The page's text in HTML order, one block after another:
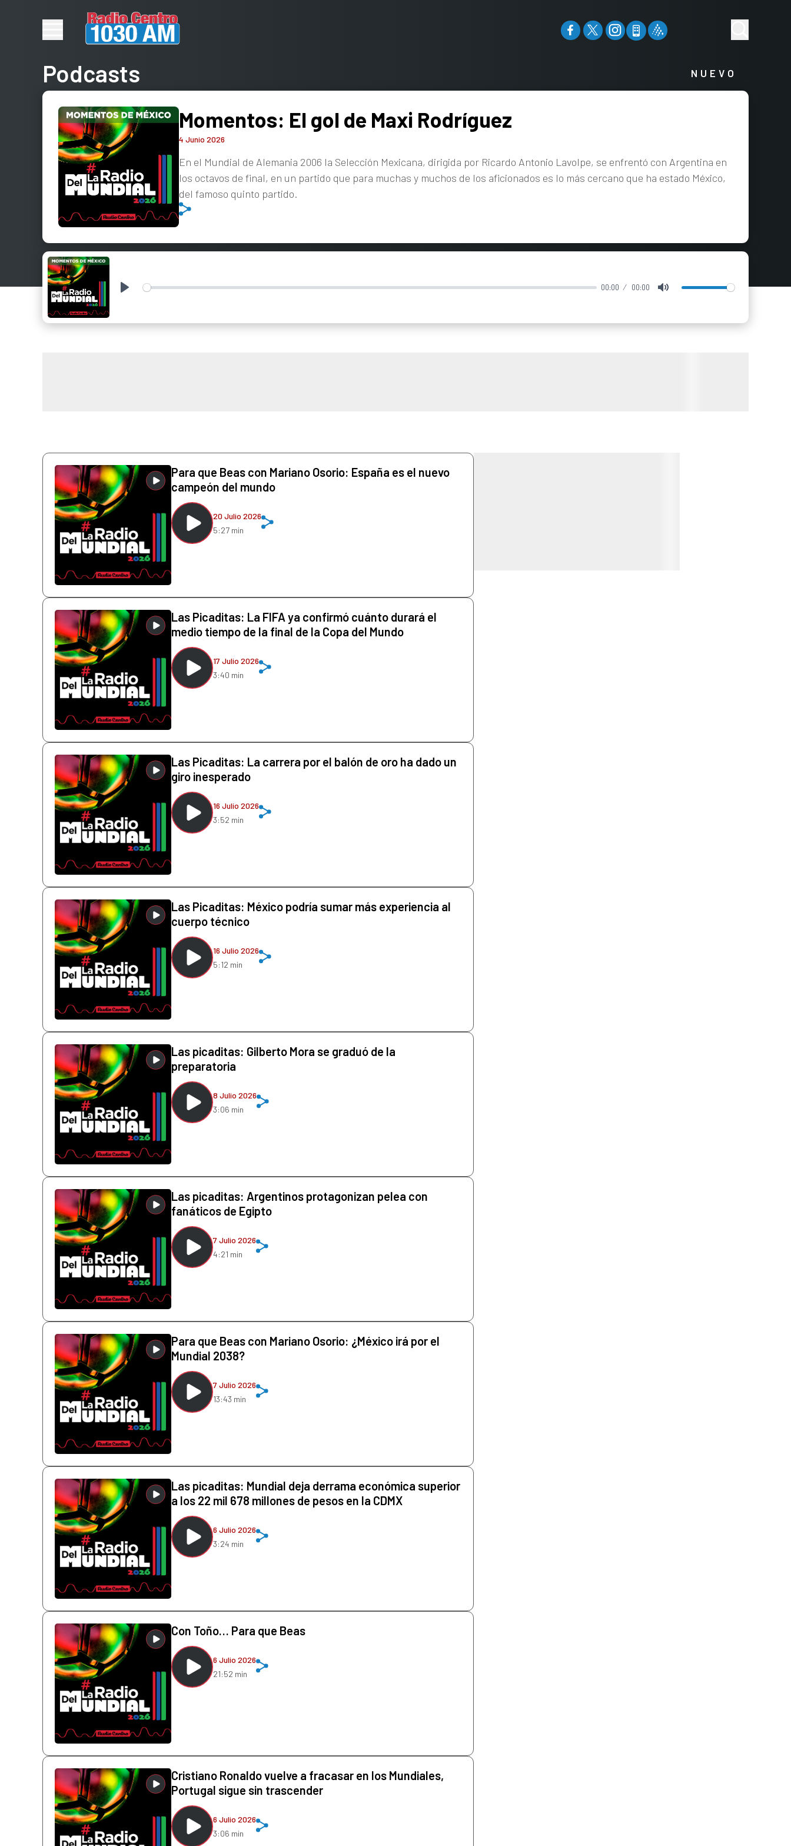
Podcasts NUEVO
Momentos: El gol de Maxi Rodríguez
4 Junio 2026
En el Mundial de Alemania 2006 la Selección Mexicana, dirigida por Ricardo Antonio Lavolpe, se enfrentó con Argentina en
los octavos de final, en un partido que para muchas y muchos de los aficionados es lo más cercano que ha estado México,
del famoso quinto partido.
Play 00:00 00:00 Mute
Para que Beas con Mariano Osorio: España es el nuevo
campeón del mundo
20 Julio 2026
5:27 min
Las Picaditas: La FIFA ya confirmó cuánto durará el
medio tiempo de la final de la Copa del Mundo
17 Julio 2026
3:40 min
Las Picaditas: La carrera por el balón de oro ha dado un
giro inesperado
16 Julio 2026
3:52 min
Las Picaditas: México podría sumar más experiencia al
cuerpo técnico
16 Julio 2026
5:12 min
Las picaditas: Gilberto Mora se graduó de la
preparatoria
8 Julio 2026
3:06 min
Las picaditas: Argentinos protagonizan pelea con
fanáticos de Egipto
7 Julio 2026
4:21 min
Para que Beas con Mariano Osorio: ¿México irá por el
Mundial 2038?
7 Julio 2026
13:43 min
Las picaditas: Mundial deja derrama económica superior
a los 22 mil 678 millones de pesos en la CDMX
6 Julio 2026
3:24 min
Con Toño… Para que Beas
6 Julio 2026
21:52 min
Cristiano Ronaldo vuelve a fracasar en los Mundiales,
Portugal sigue sin trascender
6 Julio 2026
3:06 min